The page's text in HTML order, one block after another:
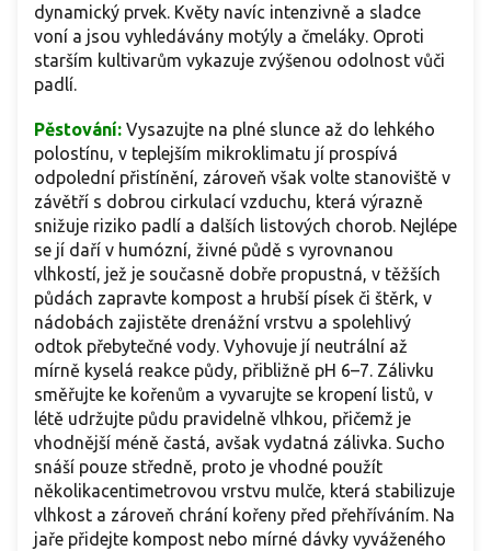
dynamický prvek. Květy navíc intenzivně a sladce
voní a jsou vyhledávány motýly a čmeláky. Oproti
starším kultivarům vykazuje zvýšenou odolnost vůči
padlí.
Pěstování: Vysazujte na plné slunce až do lehkého
polostínu, v teplejším mikroklimatu jí prospívá
odpolední přistínění, zároveň však volte stanoviště v
závětří s dobrou cirkulací vzduchu, která výrazně
snižuje riziko padlí a dalších listových chorob. Nejlépe
se jí daří v humózní, živné půdě s vyrovnanou
vlhkostí, jež je současně dobře propustná, v těžších
půdách zapravte kompost a hrubší písek či štěrk, v
nádobách zajistěte drenážní vrstvu a spolehlivý
odtok přebytečné vody. Vyhovuje jí neutrální až
mírně kyselá reakce půdy, přibližně pH 6–7. Zálivku
směřujte ke kořenům a vyvarujte se kropení listů, v
létě udržujte půdu pravidelně vlhkou, přičemž je
vhodnější méně častá, avšak vydatná zálivka. Sucho
snáší pouze středně, proto je vhodné použít
několikacentimetrovou vrstvu mulče, která stabilizuje
vlhkost a zároveň chrání kořeny před přehříváním. Na
jaře přidejte kompost nebo mírné dávky vyváženého